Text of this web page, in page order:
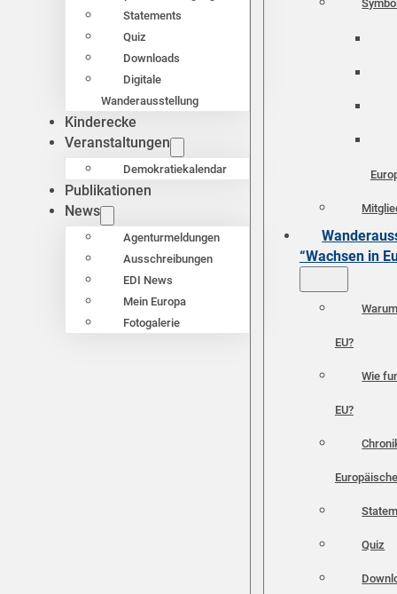
Statements
Quiz
Downloads
Digitale
Wanderausstellung
Kinderecke
Veranstaltungen
Demokratiekalendar
Publikationen
News
Agenturmeldungen
Ausschreibungen
EDI News
Mein Europa
Fotogalerie
“Wachsen in
EU?
Wie
EU?
Quiz